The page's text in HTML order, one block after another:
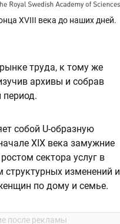
XVIII века до наших дней.
труда, к тому же
архивы и собрав
собой U-образную
XIX века замужние
сектора услуг в
структурных изменений и
по дому и семье.